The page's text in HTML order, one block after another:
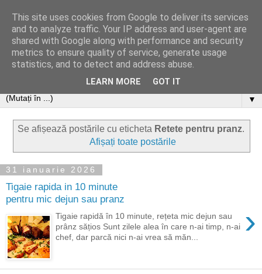
▼
Se afișează postările cu eticheta Retete pentru pranz.
Afișați toate postările
31 ianuarie 2026
Tigaie rapida in 10 minute
pentru mic dejun sau pranz
›
Tigaie rapidă în 10 minute, rețeta mic dejun sau
prânz sățios Sunt zilele alea în care n-ai timp, n-ai
chef, dar parcă nici n-ai vrea să măn...
This site uses cookies from Google to deliver its services
and to analyze traffic. Your IP address and user-agent are
shared with Google along with performance and security
metrics to ensure quality of service, generate usage
statistics, and to detect and address abuse.
LEARN MORE GOT IT